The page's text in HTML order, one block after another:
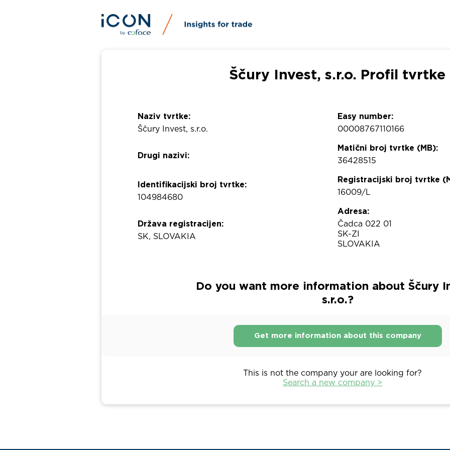
Ščury Invest, s.r.o. Profil tvrtke
Naziv tvrtke:
Ščury Invest, s.r.o.
Drugi nazivi:
Identifikacijski broj tvrtke:
104984680
Država registracijen:
SK, SLOVAKIA
Easy number:
00008767110166
Matični broj tvrtke (MB):
36428515
Registracijski broj tvrtke
16009/L
Adresa:
Čadca 022 01
SK-ZI
SLOVAKIA
Do you want more information about Ščury
s.r.o.?
Get more information about this company
This is not the company your are looking for?
Search a new company >